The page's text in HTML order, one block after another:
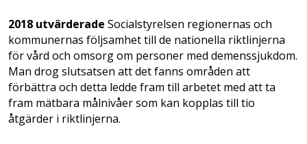
2018 utvärderade Socialstyrelsen regionernas och
kommunernas följsamhet till de nationella riktlinjerna
för vård och omsorg om personer med demenssjukdom.
Man drog slutsatsen att det fanns områden att
förbättra och detta ledde fram till arbetet med att ta
fram mätbara målnivåer som kan kopplas till tio
åtgärder i riktlinjerna.